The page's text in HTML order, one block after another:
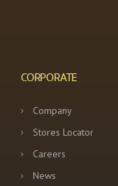
CORPORATE
Company
Stores Locator
Careers
News